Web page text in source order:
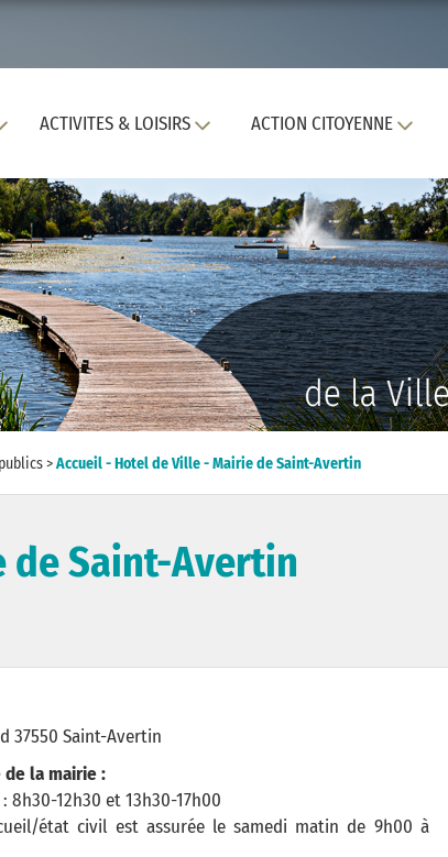
ACTIVITES & LOISIRS ACTION CITOYENNE
>Accueil - Hotel de Ville - Mairie de Saint-Avertin
de Saint-Avertin
37550 Saint-Avertin
la mairie :
8h30-12h30 et 13h30-17h00
état civil est assurée le samedi matin de 9h00 à